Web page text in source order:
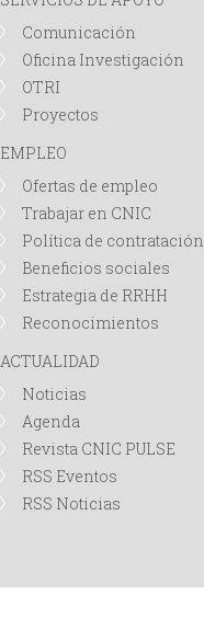
Comunicación
Oficina Investigación
OTRI
Proyectos
EMPLEO
Ofertas de empleo
Trabajar en CNIC
Política de contratación
Beneficios sociales
Estrategia de RRHH
Reconocimientos
ACTUALIDAD
Noticias
Agenda
Revista CNIC PULSE
RSS Eventos
RSS Noticias